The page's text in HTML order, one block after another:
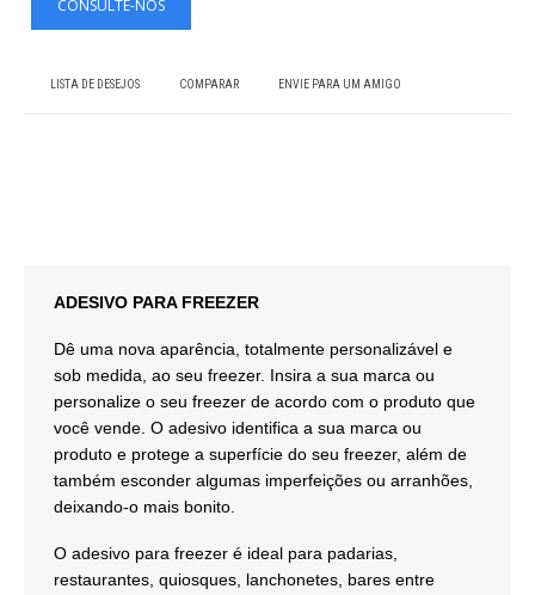
LISTA DE DESEJOS COMPARAR ENVIE PARA UM AMIGO
ADESIVO PARA FREEZER
Dê uma nova aparência, totalmente personalizável e
sob medida, ao seu freezer. Insira a sua marca ou
personalize o seu freezer de acordo com o produto que
você vende. O adesivo identifica a sua marca ou
produto e protege a superfície do seu freezer, além de
também esconder algumas imperfeições ou arranhões,
deixando-o mais bonito.
O adesivo para freezer é ideal para padarias,
restaurantes, quiosques, lanchonetes, bares entre